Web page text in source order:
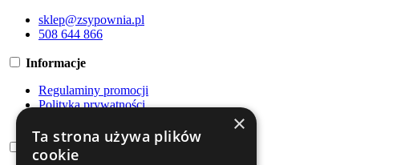
sklep@zsypownia.pl
508 644 866
Informacje
Regulaminy promocji
Polityka prywatności
Dostawa
×
Ta strona używa plików
cookie